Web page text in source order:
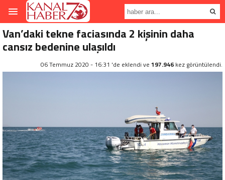
Van’daki tekne faciasında 2 kişinin daha
cansız bedenine ulaşıldı
06 Temmuz 2020 - 16:31 'de eklendi ve 197.946 kez görüntülendi.